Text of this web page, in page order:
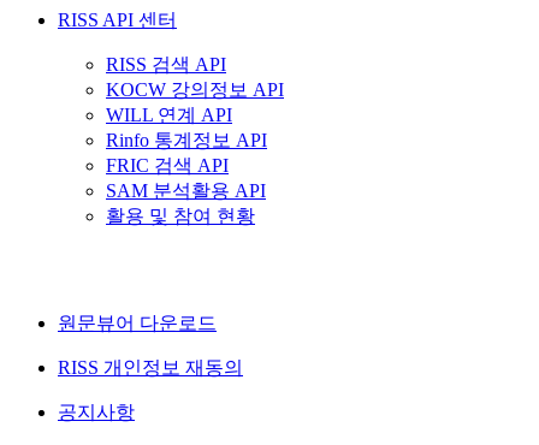
RISS API 센터
RISS 검색 API
KOCW 강의정보 API
WILL 연계 API
Rinfo 통계정보 API
FRIC 검색 API
SAM 분석활용 API
활용 및 참여 현황
원문뷰어 다운로드
RISS 개인정보 재동의
공지사항